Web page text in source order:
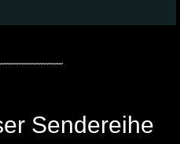
Sendereihe